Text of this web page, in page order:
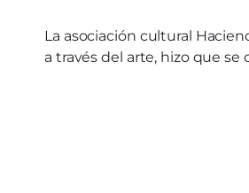
La asociación cultural
a través del arte, hizo que